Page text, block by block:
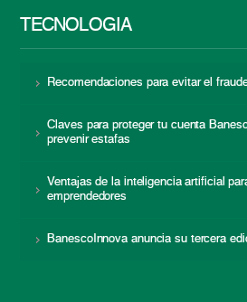
TECNOLOGÍA
Recomendaciones para evitar el
Claves para proteger tu cuenta
prevenir estafas
Ventajas de la inteligencia artificial
emprendedores
BanescoInnova anuncia su tercera